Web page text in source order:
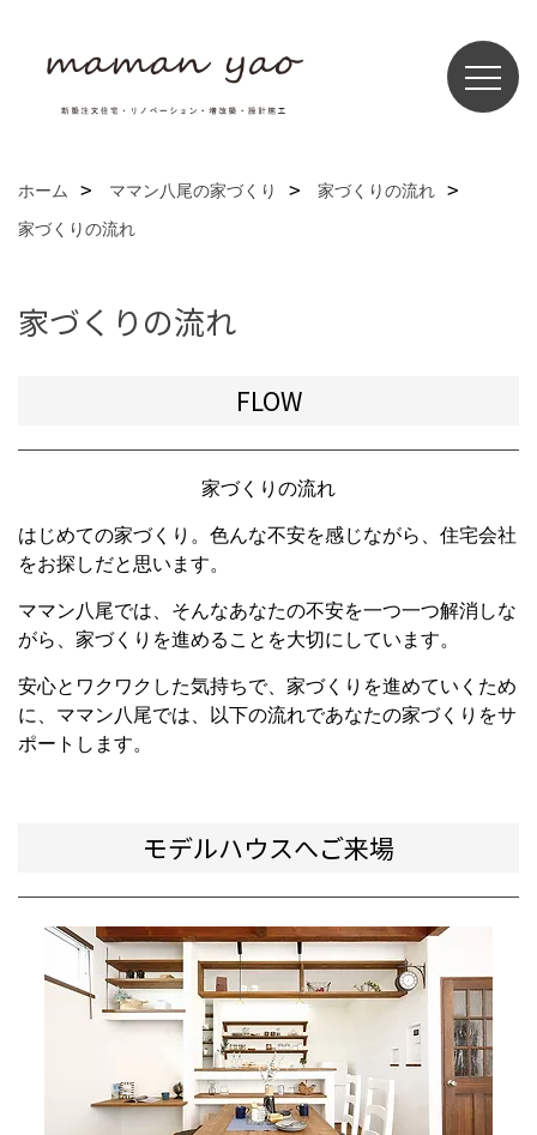
ホーム ママン八尾の家づくり
家づくりの流れ
家づくりの流れ
家づくりの流れ
FLOW
家づくりの流れ
はじめての家づくり。色んな不安を感じながら、住宅会社
をお探しだと思います。
ママン八尾では、そんなあなたの不安を一つ一つ解消しな
がら、家づくりを進めることを大切にしています。
安心とワクワクした気持ちで、家づくりを進めていくため
に、ママン八尾では、以下の流れであなたの家づくりをサ
ポートします。
モデルハウスへご来場